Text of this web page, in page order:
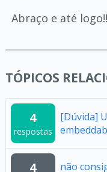
Abraço e até
TÓPICOS
4
respostas
[Dúvida]
4
não